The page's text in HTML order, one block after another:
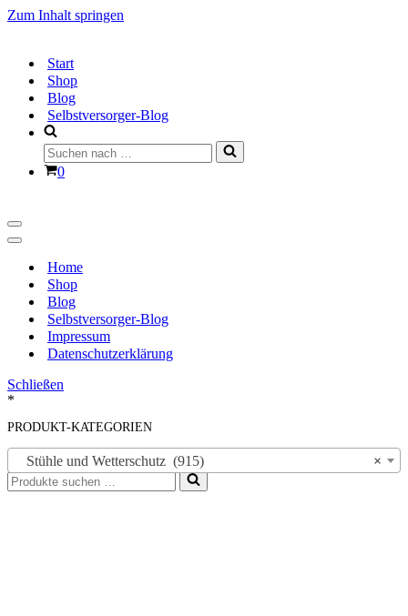
Zum Inhalt springen
Start
Shop
Blog
Selbstversorger-Blog
Suchen
nach …
Warenkorb
0
Navigationsmenü
Navigationsmenü
Home
Shop
Blog
Selbstversorger-Blog
Impressum
Datenschutzerklärung
Schließen
*
PRODUKT-KATEGORIEN
×
Stühle und Wetterschutz (915)
Suchen
nach …